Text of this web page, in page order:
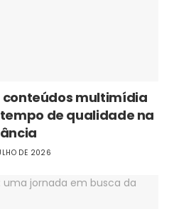
conteúdos multimídia
de qualidade na
DE 2026